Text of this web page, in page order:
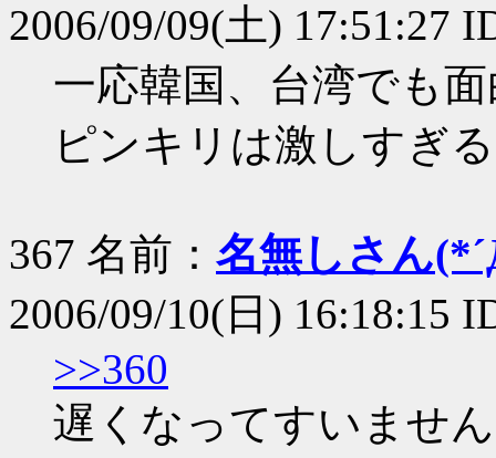
2006/09/09(土) 17:51:27
一応韓国、台湾でも
ピンキリは激しすぎ
367 名前： 名無しさん
2006/09/10(日) 16:18:15
>>360
遅くなってすいません